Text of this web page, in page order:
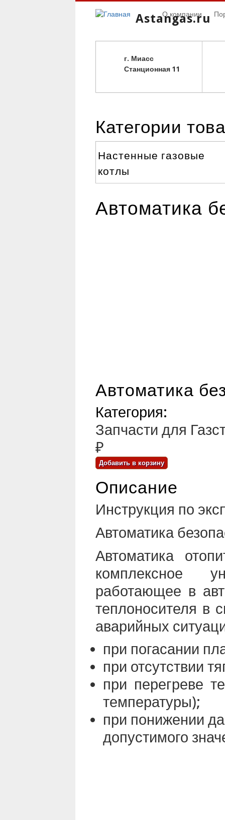
Astangas.ru
г. Миасс
Станционная 11
О компании
Категории
Настенные газовые
котлы
Автоматика
Автоматика
Категория:
Запчасти для
₽
Описание
Инструкция по
Автоматика
Автоматика
комплексное
работающее в
теплоносителя в
аварийных
при погасании
при отсутствии
при перегреве
температуры);
при понижении
допустимого